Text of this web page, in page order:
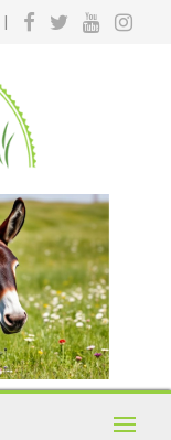
|